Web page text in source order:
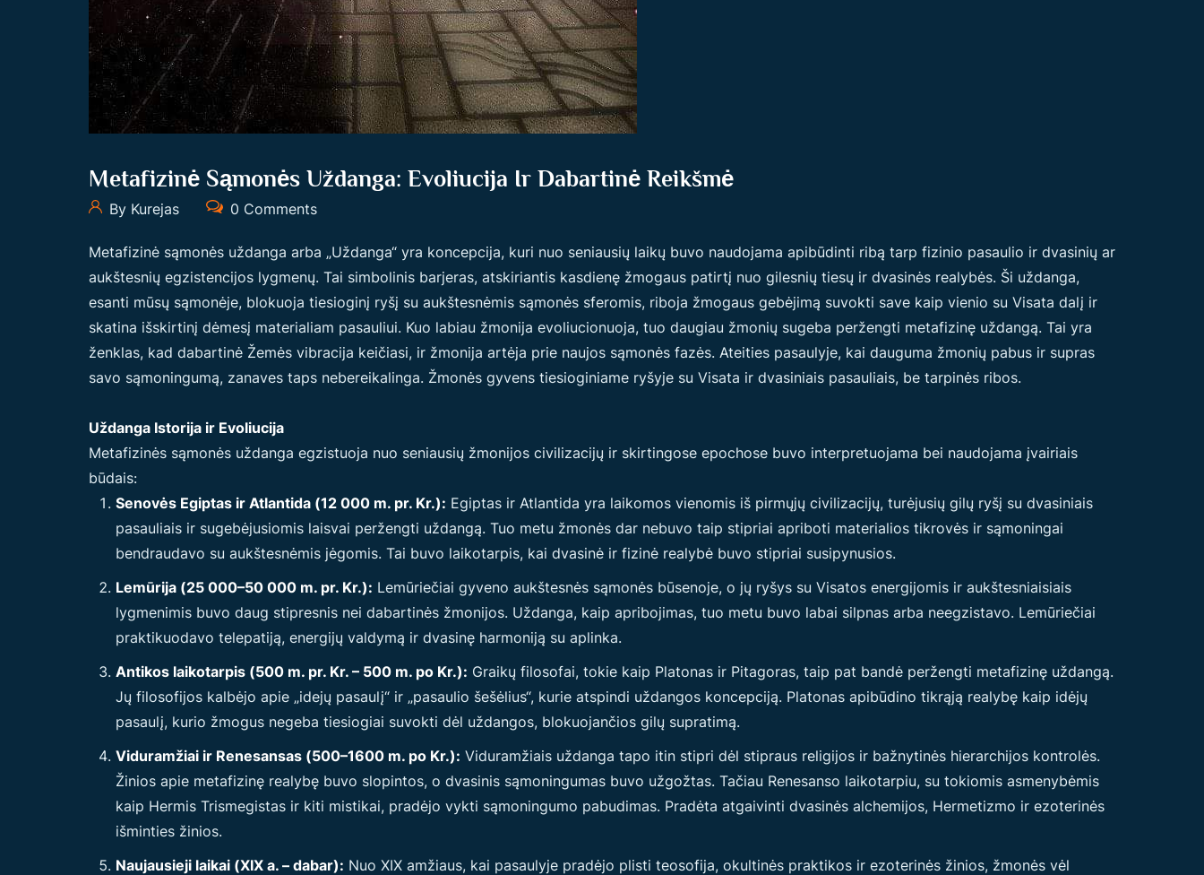
Metafizinė Sąmonės Uždanga: Evoliucija Ir Dabartinė Reikšmė
By Kurejas 0 Comments
Metafizinė sąmonės uždanga arba „Uždanga“ yra koncepcija, kuri nuo seniausių laikų buvo naudojama apibūdinti ribą tarp fizinio pasaulio ir dvasinių ar
aukštesnių egzistencijos lygmenų. Tai simbolinis barjeras, atskiriantis kasdienę žmogaus patirtį nuo gilesnių tiesų ir dvasinės realybės. Ši uždanga,
esanti mūsų sąmonėje, blokuoja tiesioginį ryšį su aukštesnėmis sąmonės sferomis, riboja žmogaus gebėjimą suvokti save kaip vienio su Visata dalį ir
skatina išskirtinį dėmesį materialiam pasauliui. Kuo labiau žmonija evoliucionuoja, tuo daugiau žmonių sugeba peržengti metafizinę uždangą. Tai yra
ženklas, kad dabartinė Žemės vibracija keičiasi, ir žmonija artėja prie naujos sąmonės fazės. Ateities pasaulyje, kai dauguma žmonių pabus ir supras
savo sąmoningumą, zanaves taps nebereikalinga. Žmonės gyvens tiesioginiame ryšyje su Visata ir dvasiniais pasauliais, be tarpinės ribos.
Uždanga Istorija ir Evoliucija
Metafizinės sąmonės uždanga egzistuoja nuo seniausių žmonijos civilizacijų ir skirtingose epochose buvo interpretuojama bei naudojama įvairiais
būdais:
Senovės Egiptas ir Atlantida (12 000 m. pr. Kr.): Egiptas ir Atlantida yra laikomos vienomis iš pirmųjų civilizacijų, turėjusių gilų ryšį su dvasiniais
pasauliais ir sugebėjusiomis laisvai peržengti uždangą. Tuo metu žmonės dar nebuvo taip stipriai apriboti materialios tikrovės ir sąmoningai
bendraudavo su aukštesnėmis jėgomis. Tai buvo laikotarpis, kai dvasinė ir fizinė realybė buvo stipriai susipynusios.
Lemūrija (25 000–50 000 m. pr. Kr.): Lemūriečiai gyveno aukštesnės sąmonės būsenoje, o jų ryšys su Visatos energijomis ir aukštesniaisiais
lygmenimis buvo daug stipresnis nei dabartinės žmonijos. Uždanga, kaip apribojimas, tuo metu buvo labai silpnas arba neegzistavo. Lemūriečiai
praktikuodavo telepatiją, energijų valdymą ir dvasinę harmoniją su aplinka.
Antikos laikotarpis (500 m. pr. Kr. – 500 m. po Kr.): Graikų filosofai, tokie kaip Platonas ir Pitagoras, taip pat bandė peržengti metafizinę uždangą.
Jų filosofijos kalbėjo apie „idejų pasaulį“ ir „pasaulio šešėlius“, kurie atspindi uždangos koncepciją. Platonas apibūdino tikrąją realybę kaip idėjų
pasaulį, kurio žmogus negeba tiesiogiai suvokti dėl uždangos, blokuojančios gilų supratimą.
Viduramžiai ir Renesansas (500–1600 m. po Kr.): Viduramžiais uždanga tapo itin stipri dėl stipraus religijos ir bažnytinės hierarchijos kontrolės.
Žinios apie metafizinę realybę buvo slopintos, o dvasinis sąmoningumas buvo užgožtas. Tačiau Renesanso laikotarpiu, su tokiomis asmenybėmis
kaip Hermis Trismegistas ir kiti mistikai, pradėjo vykti sąmoningumo pabudimas. Pradėta atgaivinti dvasinės alchemijos, Hermetizmo ir ezoterinės
išminties žinios.
Naujausieji laikai (XIX a. – dabar): Nuo XIX amžiaus, kai pasaulyje pradėjo plisti teosofija, okultinės praktikos ir ezoterinės žinios, žmonės vėl